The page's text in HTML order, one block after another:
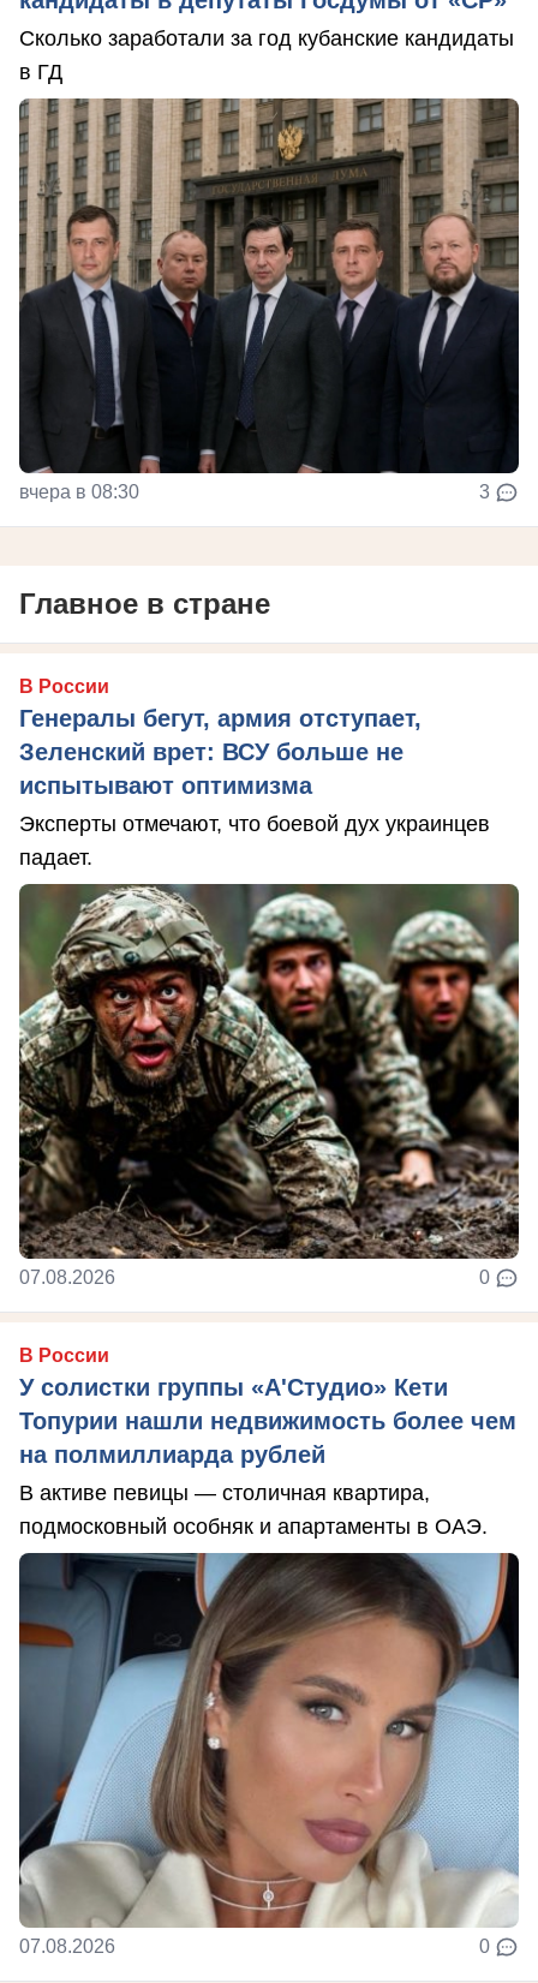
Сколько заработали за год кубанские кандидаты
в ГД
вчера в 08:30 3
Главное в стране
В России
Генералы бегут, армия отступает,
Зеленский врет: ВСУ больше не
испытывают оптимизма
Эксперты отмечают, что боевой дух украинцев
падает.
07.08.2026 0
В России
У солистки группы «А'Студио» Кети
Топурии нашли недвижимость более чем
на полмиллиарда рублей
В активе певицы — столичная квартира,
подмосковный особняк и апартаменты в ОАЭ.
07.08.2026 0